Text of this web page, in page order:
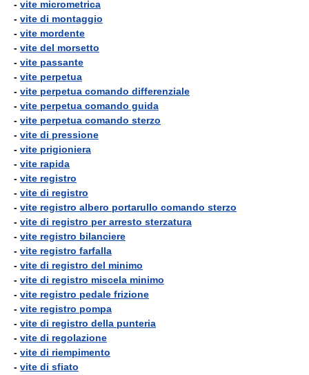
- vite micrometrica
- vite di montaggio
- vite mordente
- vite del morsetto
- vite passante
- vite perpetua
- vite perpetua comando differenziale
- vite perpetua comando guida
- vite perpetua comando sterzo
- vite di pressione
- vite prigioniera
- vite rapida
- vite registro
- vite di registro
- vite registro albero portarullo comando sterzo
- vite di registro per arresto sterzatura
- vite registro bilanciere
- vite registro farfalla
- vite di registro del minimo
- vite di registro miscela minimo
- vite registro pedale frizione
- vite registro pompa
- vite di registro della punteria
- vite di regolazione
- vite di riempimento
- vite di sfiato